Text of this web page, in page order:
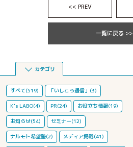
<< PREV
一覧に戻る >>
カテゴリ
すべて(519) 「いしころ通信」(3)
K's LABO(4) PR(24) お役立ち情報(19)
お知らせ(54) セミナー(12)
ナルモト希望塾(2) メディア掲載(41)